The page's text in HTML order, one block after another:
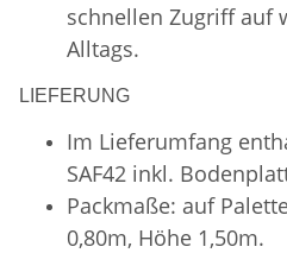
schnellen Zugriff auf
Alltags.
LIEFERUNG
Im Lieferumfang
SAF42 inkl.
Packmaße: auf
0,80m, Höhe 1,50m.